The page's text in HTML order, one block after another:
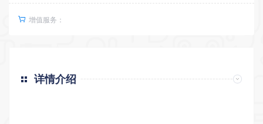
增值服务：
详情介绍